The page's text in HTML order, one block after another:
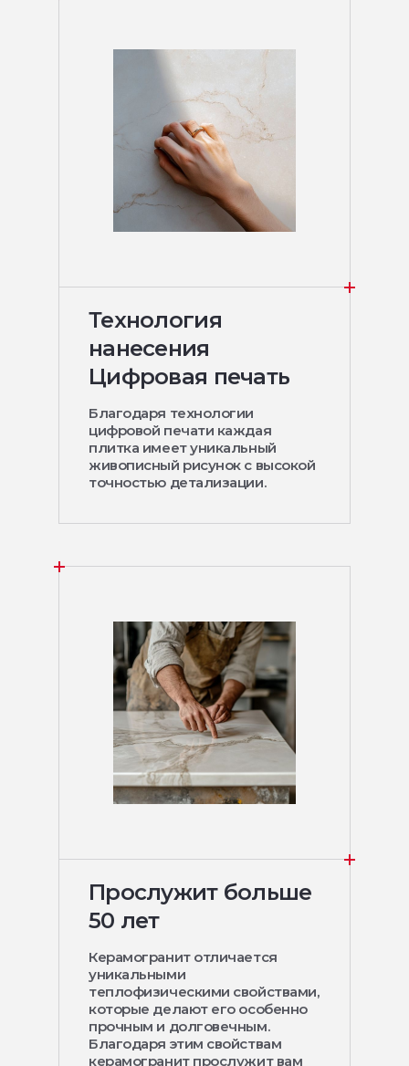
Технология
нанесения
Цифровая печать
Благодаря технологии
цифровой печати каждая
плитка имеет уникальный
живописный рисунок с высокой
точностью детализации.
Прослужит больше
50 лет
Керамогранит отличается
уникальными
теплофизическими свойствами,
которые делают его особенно
прочным и долговечным.
Благодаря этим свойствам
керамогранит прослужит вам